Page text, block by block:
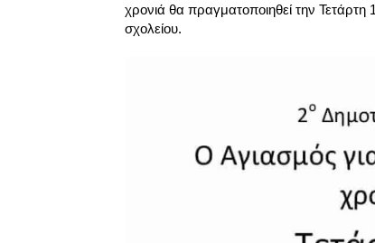
χρονιά θα πραγματοποιηθεί την
σχολείου.